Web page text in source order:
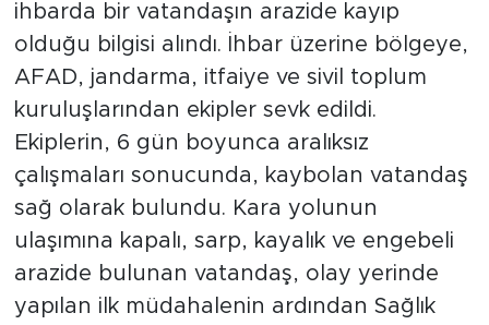
ihbarda bir vatandaşın arazide kayıp
olduğu bilgisi alındı. İhbar üzerine bölgeye,
AFAD, jandarma, itfaiye ve sivil toplum
kuruluşlarından ekipler sevk edildi.
Ekiplerin, 6 gün boyunca aralıksız
çalışmaları sonucunda, kaybolan vatandaş
sağ olarak bulundu. Kara yolunun
ulaşımına kapalı, sarp, kayalık ve engebeli
arazide bulunan vatandaş, olay yerinde
yapılan ilk müdahalenin ardından Sağlık